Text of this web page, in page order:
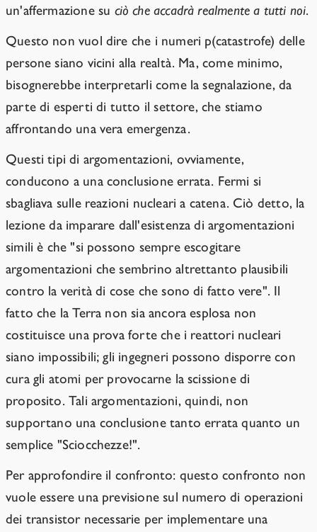
un'affermazione su ciò che accadrà realmente a tutti noi.
Questo non vuol dire che i numeri p(catastrofe) delle
persone siano vicini alla realtà. Ma, come minimo,
bisognerebbe interpretarli come la segnalazione, da
parte di esperti di tutto il settore, che stiamo
affrontando una vera emergenza.
Questi tipi di argomentazioni, ovviamente,
conducono a una conclusione errata. Fermi si
sbagliava sulle reazioni nucleari a catena. Ciò detto, la
lezione da imparare dall'esistenza di argomentazioni
simili è che "si possono sempre escogitare
argomentazioni che sembrino altrettanto plausibili
contro la verità di cose che sono di fatto vere". Il
fatto che la Terra non sia ancora esplosa non
costituisce una prova forte che i reattori nucleari
siano impossibili; gli ingegneri possono disporre con
cura gli atomi per provocarne la scissione di
proposito. Tali argomentazioni, quindi, non
supportano una conclusione tanto errata quanto un
semplice "Sciocchezze!".
Per approfondire il confronto: questo confronto non
vuole essere una previsione sul numero di operazioni
dei transistor necessarie per implementare una